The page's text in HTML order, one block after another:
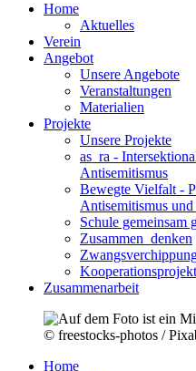
Home
Aktuelles
Verein
Angebot
Unsere Angebote
Veranstaltungen
Materialien
Projekte
Unsere Projekte
as_ra -
Antisemitismus
Bewegte Vielfalt -
Antisemitismus und
Schule gemeinsam
Zusammen_denken
Zusammenarbeit
© freestocks-photos /
Home